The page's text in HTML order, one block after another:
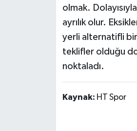
olmak.
ayrılık olur.
yerli alternatifli
teklifler olduğu
noktaladı.
Kaynak: HT Spor